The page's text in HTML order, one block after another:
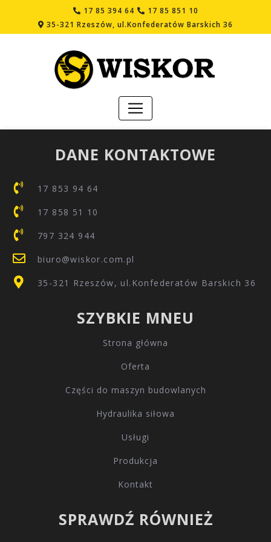
17 85 394 64
17 85 851 10
35-321 Rzeszów, ul.Konfederatów Barskich 36
DANE KONTAKTOWE
17 853 94 64
17 858 51 10
797 324 944
biuro@wiskor.com.pl
35-321 Rzeszów, ul.Konfederatów Barskich 36
SZYBKIE MNEU
Strona główna
Oferta
Części do maszyn budowlanych
Hydraulika siłowa
Usługi
Produkcja
Kontakt
SPRAWDŹ RÓWNIEŻ